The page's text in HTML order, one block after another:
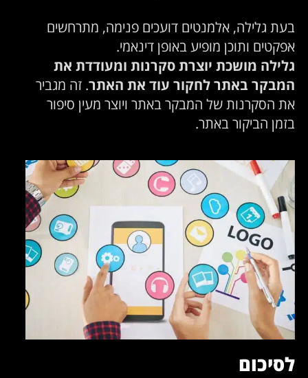
בעת גלילה, אלמנטים דועכים פנימה, מתרחשים
אפקטים ותוכן מופיע באופן דינאמי.
גלילה מושכת יוצרת סקרנות ומעודדת את
המבקר באתר לחקור עוד את האתר. זה מגביר
את הסקרנות של המבקר באתר ויוצר מעין סיפור
בזמן הביקור באתר.
לסיכום